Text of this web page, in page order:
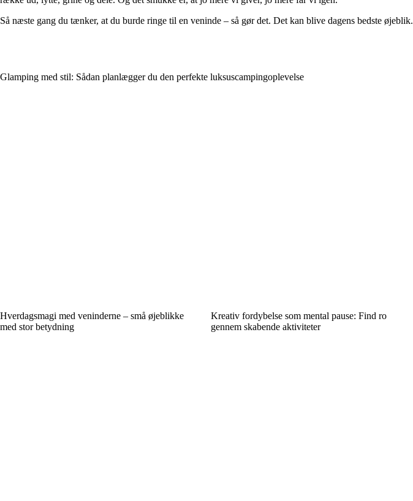
Så næste gang du tænker, at du burde ringe til en veninde – så gør det. Det kan blive dagens bedste øjeblik.
Glamping med stil: Sådan planlægger du den perfekte luksuscampingoplevelse
Hverdagsmagi med veninderne – små øjeblikke
med stor betydning
Kreativ fordybelse som mental pause: Find ro
gennem skabende aktiviteter